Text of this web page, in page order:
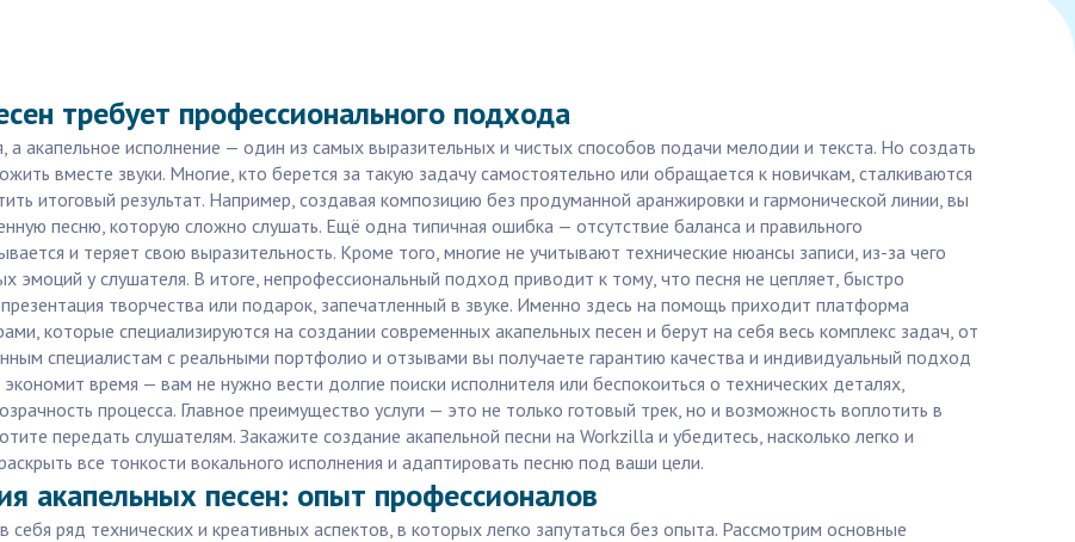
требует профессионального подхода
а акапельное исполнение — один из самых выразительных и чистых способов подачи мелодии и текста. Но создать
вместе звуки. Многие, кто берется за такую задачу самостоятельно или обращается к новичкам, сталкиваются
итоговый результат. Например, создавая композицию без продуманной аранжировки и гармонической линии, вы
песню, которую сложно слушать. Ещё одна типичная ошибка — отсутствие баланса и правильного
и теряет свою выразительность. Кроме того, многие не учитывают технические нюансы записи, из-за чего
эмоций у слушателя. В итоге, непрофессиональный подход приводит к тому, что песня не цепляет, быстро
творчества или подарок, запечатленный в звуке. Именно здесь на помощь приходит платформа
которые специализируются на создании современных акапельных песен и берут на себя весь комплекс задач, от
специалистам с реальными портфолио и отзывами вы получаете гарантию качества и индивидуальный подход
время — вам не нужно вести долгие поиски исполнителя или беспокоиться о технических деталях,
процесса. Главное преимущество услуги — это не только готовый трек, но и возможность воплотить в
передать слушателям. Закажите создание акапельной песни на Workzilla и убедитесь, насколько легко и
все тонкости вокального исполнения и адаптировать песню под ваши цели.
акапельных песен: опыт профессионалов
ряд технических и креативных аспектов, в которых легко запутаться без опыта. Рассмотрим основные